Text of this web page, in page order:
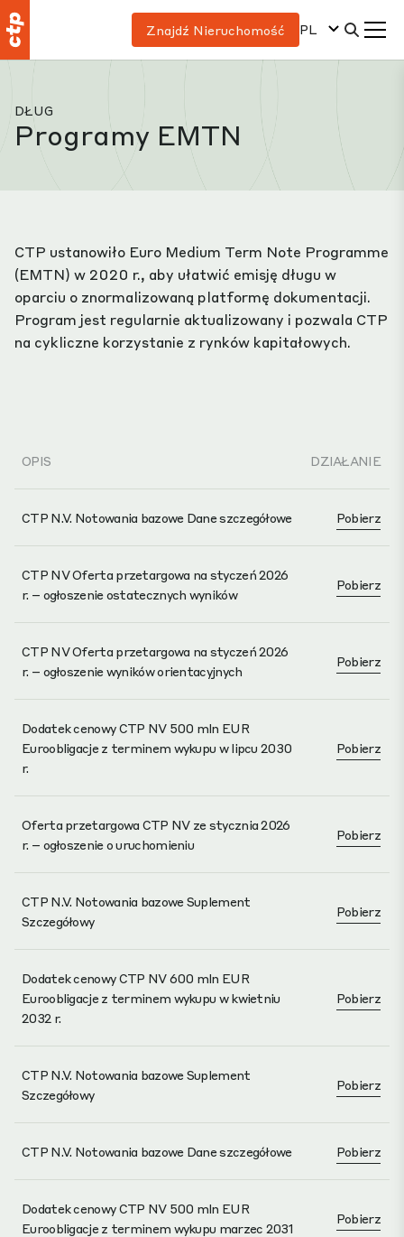
Znajdź Nieruchomość PL
DŁUG
Programy EMTN
CTP ustanowiło Euro Medium Term Note Programme
(EMTN) w 2020 r., aby ułatwić emisję długu w
oparciu o znormalizowaną platformę dokumentacji.
Program jest regularnie aktualizowany i pozwala CTP
na cykliczne korzystanie z rynków kapitałowych.
OPIS DZIAŁANIE
CTP N.V. Notowania bazowe Dane szczegółowe Pobierz
CTP NV Oferta przetargowa na styczeń 2026
r. – ogłoszenie ostatecznych wyników
Pobierz
CTP NV Oferta przetargowa na styczeń 2026
r. – ogłoszenie wyników orientacyjnych
Pobierz
Dodatek cenowy CTP NV 500 mln EUR
Euroobligacje z terminem wykupu w lipcu 2030
r.
Pobierz
Oferta przetargowa CTP NV ze stycznia 2026
r. – ogłoszenie o uruchomieniu
Pobierz
CTP N.V. Notowania bazowe Suplement
Szczegółowy
Pobierz
Dodatek cenowy CTP NV 600 mln EUR
Euroobligacje z terminem wykupu w kwietniu
2032 r.
Pobierz
CTP N.V. Notowania bazowe Suplement
Szczegółowy
Pobierz
CTP N.V. Notowania bazowe Dane szczegółowe Pobierz
Dodatek cenowy CTP NV 500 mln EUR
Euroobligacje z terminem wykupu marzec 2031
Pobierz